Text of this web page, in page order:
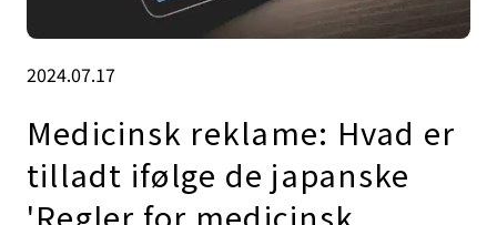
2024.07.17
Medicinsk reklame: Hvad er
tilladt ifølge de japanske
'Regler for medicinsk